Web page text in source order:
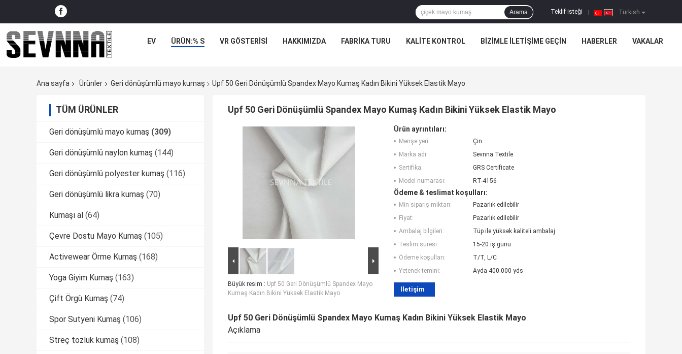
Turkish
Teklif isteği
Arama
EV ÜRÜN:% S VR GÖSTERISI HAKKIMIZDA FABRIKA TURU KALITE KONTROL BIZIMLE ILETIŞIME GEÇIN HABERLER VAKALAR
Ana sayfa Ürünler Geri dönüşümlü mayo kumaş Upf 50 Geri Dönüşümlü Spandex Mayo Kumaş Kadın Bikini Yüksek Elastik Mayo
TÜM ÜRÜNLER
Geri dönüşümlü mayo kumaş (309)
Geri dönüşümlü naylon kumaş (144)
Geri dönüşümlü polyester kumaş (116)
Geri dönüşümlü likra kumaş (70)
Kumaşı al (64)
Çevre Dostu Mayo Kumaş (105)
Activewear Örme Kumaş (168)
Yoga Giyim Kumaş (163)
Çift Örgü Kumaş (74)
Spor Sutyeni Kumaş (106)
Streç tozluk kumaş (108)
Upf 50 Geri Dönüşümlü Spandex Mayo Kumaş Kadın Bikini Yüksek Elastik Mayo
Büyük resim : Upf 50 Geri Dönüşümlü Spandex Mayo
Kumaş Kadın Bikini Yüksek Elastik Mayo
Ürün ayrıntıları:
Menşe yeri:
Çin
Marka adı:
Sevnna Textile
Sertifika:
GRS Certificate
Model numarası:
RT-4156
Ödeme & teslimat koşulları:
Min sipariş miktarı:
Pazarlık edilebilir
Fiyat:
Pazarlık edilebilir
Ambalaj bilgileri:
Tüp ile yüksek kaliteli ambalaj
Teslim süresi:
15-20 iş günü
Ödeme koşulları:
T/T, L/C
Yetenek temini:
Ayda 400.000 yds
İletişim
Upf 50 Geri Dönüşümlü Spandex Mayo Kumaş Kadın Bikini Yüksek Elastik Mayo
Açıklama